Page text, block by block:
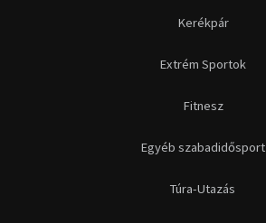
Kerékpár
Extrém Sportok
Fitnesz
Egyéb szabadidősport
Túra-Utazás